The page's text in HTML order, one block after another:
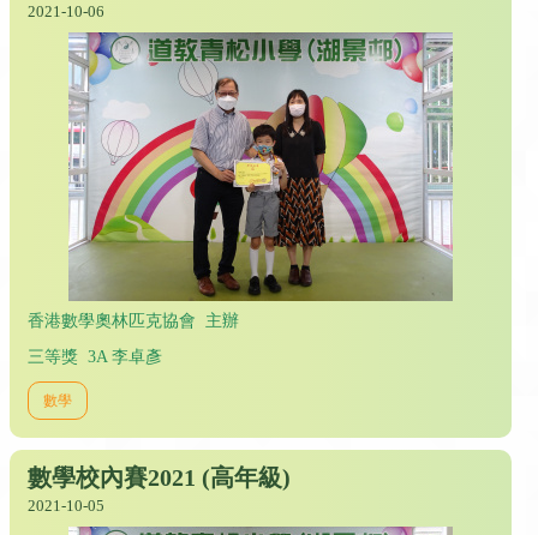
2021-10-06
香港數學奧林匹克協會 主辦
三等獎 3A 李卓彥
數學
數學校內賽2021 (高年級)
2021-10-05